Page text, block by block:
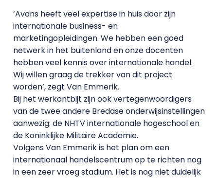
‘Avans heeft veel expertise in huis door zijn
internationale business- en
marketingopleidingen. We hebben een goed
netwerk in het buitenland en onze docenten
hebben veel kennis over internationale handel.
Wij willen graag de trekker van dit project
worden’, zegt Van Emmerik.
Bij het werkontbijt zijn ook vertegenwoordigers
van de twee andere Bredase onderwijsinstellingen
aanwezig: de NHTV internationale hogeschool en
de Koninklijke Militaire Academie.
Volgens Van Emmerik is het plan om een
internationaal handelscentrum op te richten nog
in een zeer vroeg stadium. Het is nog niet duidelijk